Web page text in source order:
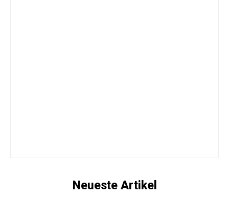
Neueste Artikel